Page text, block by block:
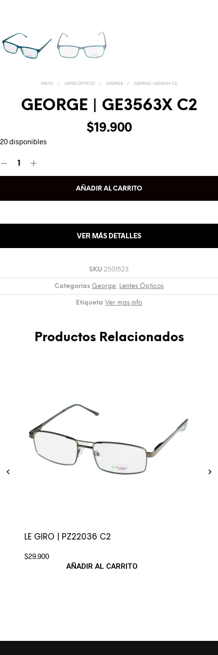
INICIO / LENTES ÓPTICOS / GEORGE / GEORGE | GE3563X C2
GEORGE | GE3563X C2
$19.900
20 disponibles
AÑADIR AL CARRITO
VER MÁS DETALLES
SKU 2501523
Categorías George, Lentes Ópticos
Etiqueta Ver mas info
Productos Relacionados
LE GIRO | PZ22036 C2
$29.900
AÑADIR AL CARRITO